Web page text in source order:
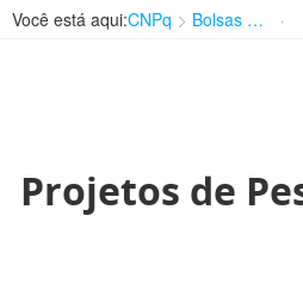
Você está aqui:CNPq Bolsas e Auxílios Vigentes
Projetos de